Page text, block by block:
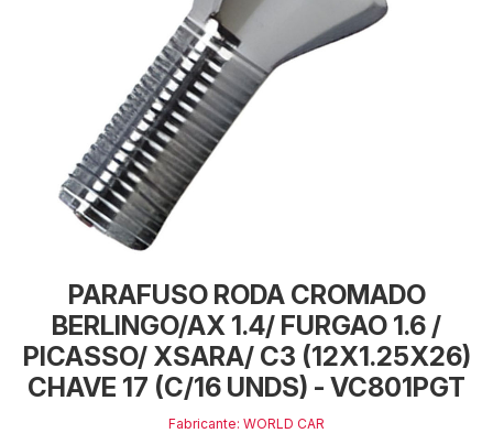
PARAFUSO RODA CROMADO
BERLINGO/AX 1.4/ FURGAO 1.6 /
PICASSO/ XSARA/ C3 (12X1.25X26)
CHAVE 17 (C/16 UNDS) - VC801PGT
Fabricante: WORLD CAR